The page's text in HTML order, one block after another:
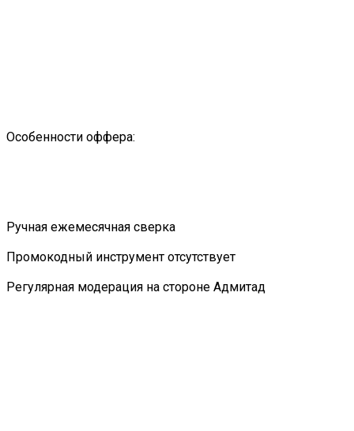
Особенности оффера:
Ручная ежемесячная сверка
Промокодный инструмент отсутствует
Регулярная модерация на стороне Адмитад